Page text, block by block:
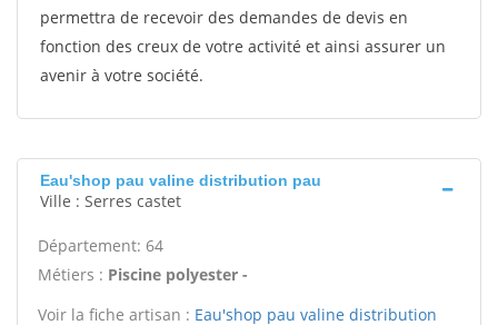
permettra de recevoir des demandes de devis en
fonction des creux de votre activité et ainsi assurer un
avenir à votre société.
Eau'shop pau valine distribution pau
Ville : Serres castet
Département: 64
Métiers : Piscine polyester -
Voir la fiche artisan : Eau'shop pau valine distribution